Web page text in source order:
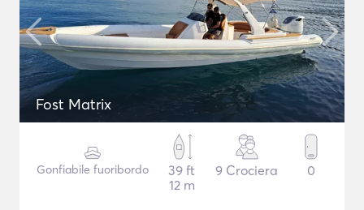
Fost Matrix
Gonfiabile fuoribordo
39 ft
12 m
9 Crociera 0